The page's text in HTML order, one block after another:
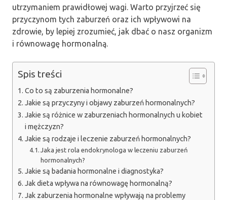
utrzymaniem prawidłowej wagi. Warto przyjrzeć się
przyczynom tych zaburzeń oraz ich wpływowi na
zdrowie, by lepiej zrozumieć, jak dbać o nasz organizm
i równowagę hormonalną.
Spis treści
Co to są zaburzenia hormonalne?
Jakie są przyczyny i objawy zaburzeń hormonalnych?
Jakie są różnice w zaburzeniach hormonalnych u kobiet
i mężczyzn?
Jakie są rodzaje i leczenie zaburzeń hormonalnych?
Jaka jest rola endokrynologa w leczeniu zaburzeń
hormonalnych?
Jakie są badania hormonalne i diagnostyka?
Jak dieta wpływa na równowagę hormonalną?
Jak zaburzenia hormonalne wpływają na problemy